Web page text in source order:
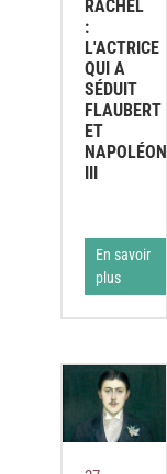
RACHEL
:
L'ACTRICE
QUI A
SÉDUIT
FLAUBERT
ET
NAPOLÉON
III
En savoir
plus